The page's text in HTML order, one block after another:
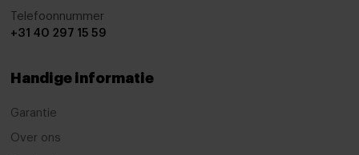
Audio installatie
Audio installatie high end
Telefoonnummer
+31 40 297 15 59
Handige informatie
Garantie
Over ons